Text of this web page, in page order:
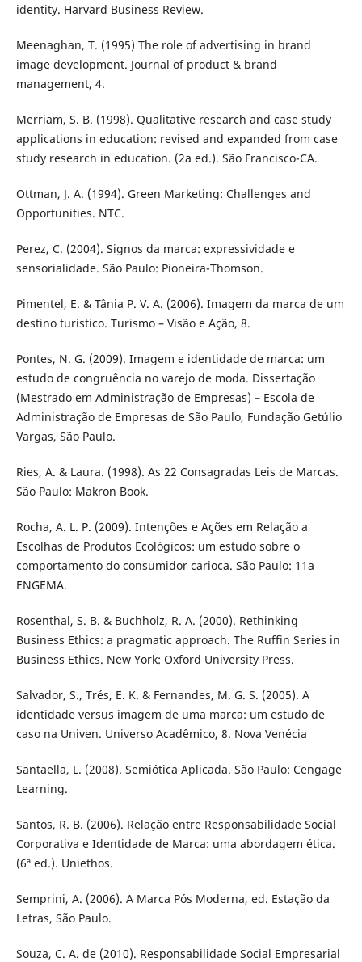
identity. Harvard Business Review.
Meenaghan, T. (1995) The role of advertising in brand
image development. Journal of product & brand
management, 4.
Merriam, S. B. (1998). Qualitative research and case study
applications in education: revised and expanded from case
study research in education. (2a ed.). São Francisco-CA.
Ottman, J. A. (1994). Green Marketing: Challenges and
Opportunities. NTC.
Perez, C. (2004). Signos da marca: expressividade e
sensorialidade. São Paulo: Pioneira-Thomson.
Pimentel, E. & Tânia P. V. A. (2006). Imagem da marca de um
destino turístico. Turismo – Visão e Ação, 8.
Pontes, N. G. (2009). Imagem e identidade de marca: um
estudo de congruência no varejo de moda. Dissertação
(Mestrado em Administração de Empresas) – Escola de
Administração de Empresas de São Paulo, Fundação Getúlio
Vargas, São Paulo.
Ries, A. & Laura. (1998). As 22 Consagradas Leis de Marcas.
São Paulo: Makron Book.
Rocha, A. L. P. (2009). Intenções e Ações em Relação a
Escolhas de Produtos Ecológicos: um estudo sobre o
comportamento do consumidor carioca. São Paulo: 11a
ENGEMA.
Rosenthal, S. B. & Buchholz, R. A. (2000). Rethinking
Business Ethics: a pragmatic approach. The Ruffin Series in
Business Ethics. New York: Oxford University Press.
Salvador, S., Trés, E. K. & Fernandes, M. G. S. (2005). A
identidade versus imagem de uma marca: um estudo de
caso na Univen. Universo Acadêmico, 8. Nova Venécia
Santaella, L. (2008). Semiótica Aplicada. São Paulo: Cengage
Learning.
Santos, R. B. (2006). Relação entre Responsabilidade Social
Corporativa e Identidade de Marca: uma abordagem ética.
(6ª ed.). Uniethos.
Semprini, A. (2006). A Marca Pós Moderna, ed. Estação da
Letras, São Paulo.
Souza, C. A. de (2010). Responsabilidade Social Empresarial